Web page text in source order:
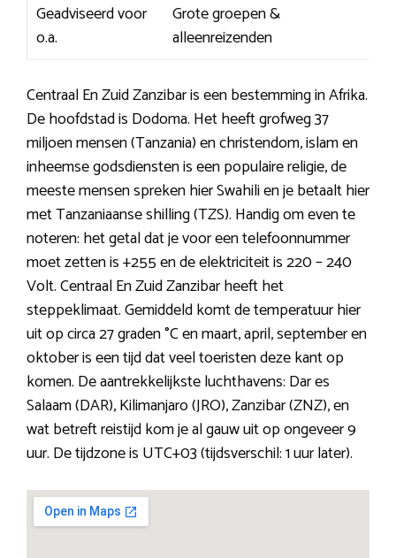
Geadviseerd voor
o.a.
Grote groepen &
alleenreizenden
Centraal En Zuid Zanzibar is een bestemming in Afrika.
De hoofdstad is Dodoma. Het heeft grofweg 37
miljoen mensen (Tanzania) en christendom, islam en
inheemse godsdiensten is een populaire religie, de
meeste mensen spreken hier Swahili en je betaalt hier
met Tanzaniaanse shilling (TZS). Handig om even te
noteren: het getal dat je voor een telefoonnummer
moet zetten is +255 en de elektriciteit is 220 – 240
Volt. Centraal En Zuid Zanzibar heeft het
steppeklimaat. Gemiddeld komt de temperatuur hier
uit op circa 27 graden °C en maart, april, september en
oktober is een tijd dat veel toeristen deze kant op
komen. De aantrekkelijkste luchthavens: Dar es
Salaam (DAR), Kilimanjaro (JRO), Zanzibar (ZNZ), en
wat betreft reistijd kom je al gauw uit op ongeveer 9
uur. De tijdzone is UTC+03 (tijdsverschil: 1 uur later).